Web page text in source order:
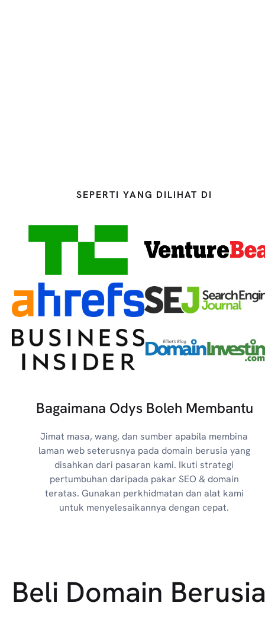
SEPERTI YANG DILIHAT DI
Bagaimana Odys Boleh Membantu
Jimat masa, wang, dan sumber apabila membina
laman web seterusnya pada domain berusia yang
disahkan dari pasaran kami. Ikuti strategi
pertumbuhan daripada pakar SEO & domain
teratas. Gunakan perkhidmatan dan alat kami
untuk menyelesaikannya dengan cepat.
Beli Domain